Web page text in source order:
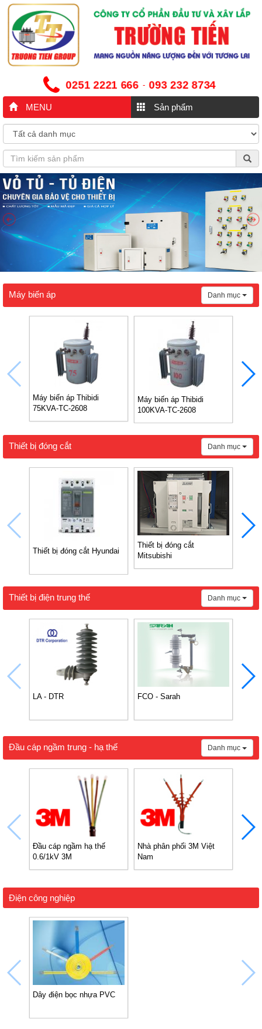
0251 2221 666 - 093 232 8734
MENU Sản phẩm
Máy biến áp Danh mục
Máy biến áp Thibidi
75KVA-TC-2608
Máy biến áp Thibidi
100KVA-TC-2608
Thiết bị đóng cắt Danh mục
Thiết bị đóng cắt Hyundai
Thiết bị đóng cắt
Mitsubishi
Thiết bị điện trung thế Danh mục
LA - DTR FCO - Sarah
Đầu cáp ngầm trung - hạ thế Danh mục
Đầu cáp ngầm hạ thế
0.6/1kV 3M
Nhà phân phối 3M Việt
Nam
Điện công nghiệp
Dây điện bọc nhựa PVC